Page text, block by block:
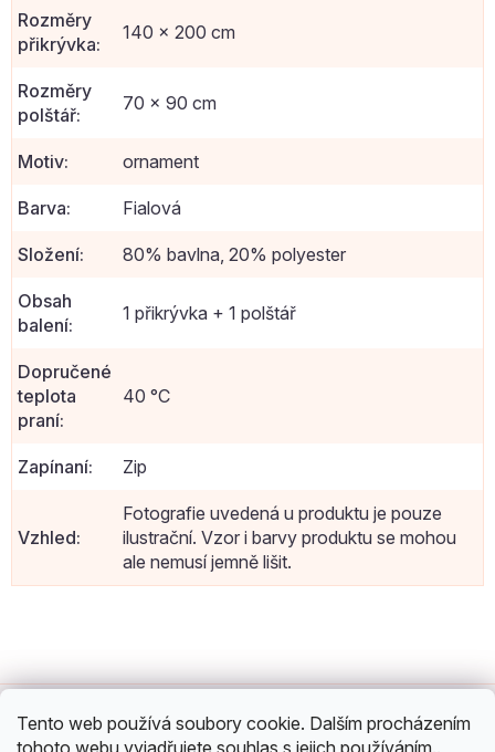
Tento web používá soubory cookie. Dalším procházením
tohoto webu vyjadřujete souhlas s jejich používáním..
Rozměry
přikrývka:
140 x 200 cm
Rozměry
polštář:
70 x 90 cm
Motiv: ornament
Barva: Fialová
Složení: 80% bavlna, 20% polyester
Obsah
balení:
1 přikrývka + 1 polštář
Dopručené
teplota
praní:
40 °C
Zapínaní: Zip
Vzhled:
Fotografie uvedená u produktu je pouze
ilustrační. Vzor i barvy produktu se mohou
ale nemusí jemně lišit.
á
Můj účet